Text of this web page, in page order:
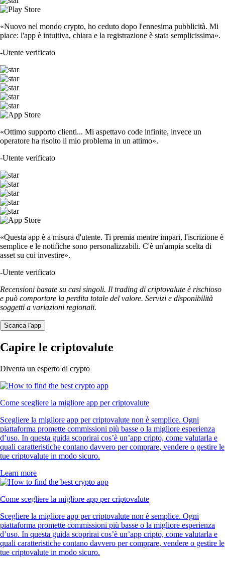
«Nuovo nel mondo crypto, ho ceduto dopo l'ennesima pubblicità. Mi
piace: l'app è intuitiva, chiara e la registrazione è stata semplicissima».
-Utente verificato
«Ottimo supporto clienti... Mi aspettavo code infinite, invece un
operatore ha risolto il mio problema in un attimo».
-Utente verificato
«Questa app è a misura d'utente. Ti premia mentre impari, l'iscrizione è
semplice e le notifiche sono personalizzabili. C'è un'ampia scelta di
asset su cui investire».
-Utente verificato
Recensioni basate su casi singoli. Il trading di criptovalute è rischioso
e può comportare la perdita totale del valore. Servizi e disponibilità
soggetti a variazioni regionali.
Scarica l'app
Capire le criptovalute
Diventa un esperto di crypto
Come scegliere la migliore app per criptovalute
Scegliere la migliore app per criptovalute non è semplice. Ogni
piattaforma promette commissioni più basse o la migliore esperienza
d’uso. In questa guida scoprirai cos’è un’app cripto, come valutarla e
quali caratteristiche contano davvero per comprare, vendere o gestire le
tue criptovalute in modo sicuro.
Learn more
Come scegliere la migliore app per criptovalute
Scegliere la migliore app per criptovalute non è semplice. Ogni
piattaforma promette commissioni più basse o la migliore esperienza
d’uso. In questa guida scoprirai cos’è un’app cripto, come valutarla e
quali caratteristiche contano davvero per comprare, vendere o gestire le
tue criptovalute in modo sicuro.